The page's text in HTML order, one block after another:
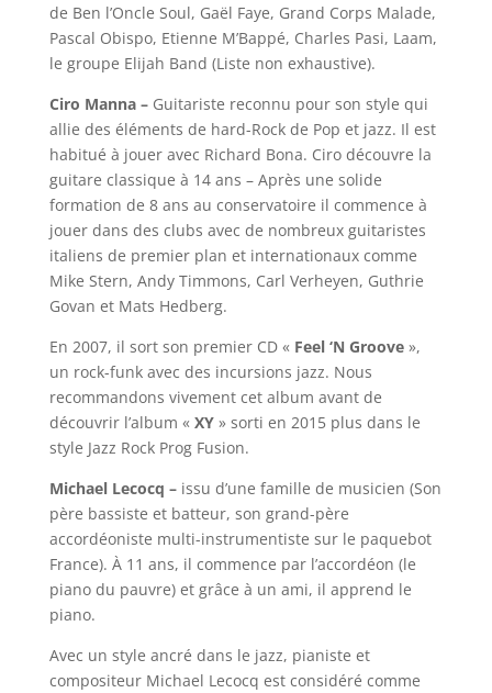
de Ben l’Oncle Soul, Gaël Faye, Grand Corps Malade,
Pascal Obispo, Etienne M’Bappé, Charles Pasi, Laam,
le groupe Elijah Band (Liste non exhaustive).
Ciro Manna – Guitariste reconnu pour son style qui
allie des éléments de hard-Rock de Pop et jazz. Il est
habitué à jouer avec Richard Bona. Ciro découvre la
guitare classique à 14 ans – Après une solide
formation de 8 ans au conservatoire il commence à
jouer dans des clubs avec de nombreux guitaristes
italiens de premier plan et internationaux comme
Mike Stern, Andy Timmons, Carl Verheyen, Guthrie
Govan et Mats Hedberg.
En 2007, il sort son premier CD « Feel ‘N Groove»,
un rock-funk avec des incursions jazz. Nous
recommandons vivement cet album avant de
découvrir l’album « XY» sorti en 2015 plus dans le
style Jazz Rock Prog Fusion.
Michael Lecocq – issu d’une famille de musicien (Son
père bassiste et batteur, son grand-père
accordéoniste multi-instrumentiste sur le paquebot
France). À 11 ans, il commence par l’accordéon (le
piano du pauvre) et grâce à un ami, il apprend le
piano.
Avec un style ancré dans le jazz, pianiste et
compositeur Michael Lecocq est considéré comme